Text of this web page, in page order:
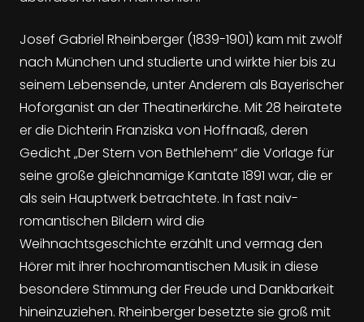
Josef Gabriel Rheinberger (1839-1901) kam mit zwölf
nach München und studierte und wirkte hier bis zu
seinem Lebensende, unter Anderem als Bayerischer
Hoforganist an der Theatinerkirche. Mit 28 heiratete
er die Dichterin Franziska von Hoffnaaß, deren
Gedicht „Der Stern von Bethlehem“ die Vorlage für
seine große gleichnamige Kantate 1891 war, die er
als sein Hauptwerk betrachtete. In fast naiv-
romantischen Bildern wird die
Weihnachtsgeschichte erzählt und vermag den
Hörer mit ihrer hochromantischen Musik in diese
besondere Stimmung der Freude und Dankbarkeit
hineinzuziehen. Rheinberger besetzte sie groß mit